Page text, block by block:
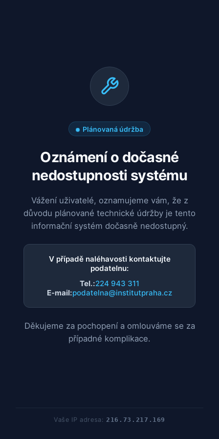
Plánovaná údržba
Oznámení o dočasné
nedostupnosti systému
Vážení uživatelé, oznamujeme vám, že z
důvodu plánované technické údržby je tento
informační systém dočasně nedostupný.
V případě naléhavosti kontaktujte
podatelnu:
Tel.:224 943 311
E-mail:podatelna@institutpraha.cz
Děkujeme za pochopení a omlouváme se za
případné komplikace.
Vaše IP adresa:216.73.217.169